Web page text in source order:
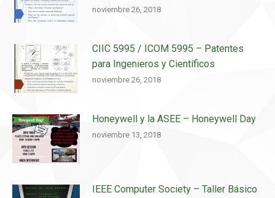
noviembre 26, 2018
CIIC 5995 / ICOM 5995 – Patentes
para Ingenieros y Científicos
noviembre 26, 2018
Honeywell y la ASEE – Honeywell Day
noviembre 13, 2018
IEEE Computer Society – Taller Básico